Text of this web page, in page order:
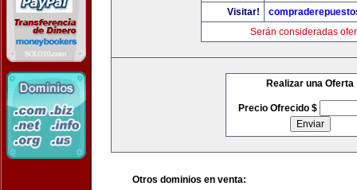
Visitar!
Serán consideradas
Realizar una Oferta
Precio Ofrecido $
Otros dominios en venta: